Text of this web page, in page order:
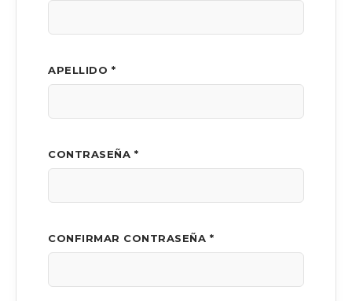
APELLIDO *
CONTRASEÑA *
CONFIRMAR CONTRASEÑA *